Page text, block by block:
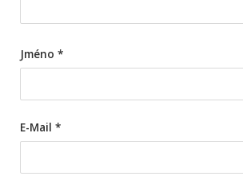
Jméno *
E-Mail *